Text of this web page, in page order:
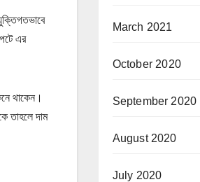
এর
থাকেন।
তাহলে দাম
March 2021
October 2020
September 2020
August 2020
July 2020